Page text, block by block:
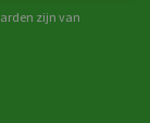
zijn van